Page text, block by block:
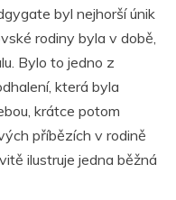
byl nejhorší únik
rodiny byla v době,
Bylo to jedno z
která byla
krátce potom
příbězích v rodině
ilustruje jedna běžná